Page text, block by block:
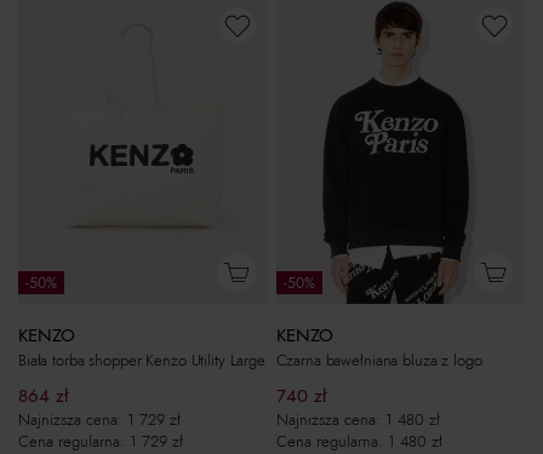
-50%
KENZO
Biała torba shopper Kenzo Utility Large
864 zł
Najniższa cena: 1 729 zł
Cena regularna: 1 729 zł
-50%
KENZO
Czarna bawełniana bluza z logo
740 zł
Najniższa cena: 1 480 zł
Cena regularna: 1 480 zł